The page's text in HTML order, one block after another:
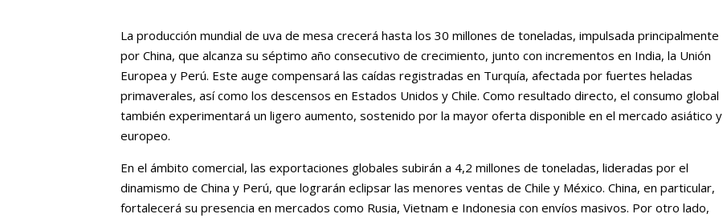
La producción mundial de uva de mesa crecerá hasta los 30 millones de toneladas, impulsada principalmente
por China, que alcanza su séptimo año consecutivo de crecimiento, junto con incrementos en India, la Unión
Europea y Perú. Este auge compensará las caídas registradas en Turquía, afectada por fuertes heladas
primaverales, así como los descensos en Estados Unidos y Chile. Como resultado directo, el consumo global
también experimentará un ligero aumento, sostenido por la mayor oferta disponible en el mercado asiático y
europeo.
En el ámbito comercial, las exportaciones globales subirán a 4,2 millones de toneladas, lideradas por el
dinamismo de China y Perú, que lograrán eclipsar las menores ventas de Chile y México. China, en particular,
fortalecerá su presencia en mercados como Rusia, Vietnam e Indonesia con envíos masivos. Por otro lado,